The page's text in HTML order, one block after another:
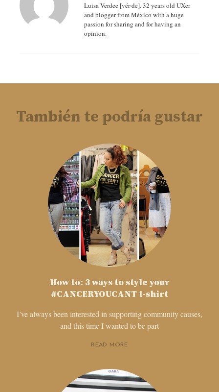
Luisa Verdee [vér‧de]. 32 years old UXer
and blogger from México with a huge
passion for sharing and for having an
opinion.
También te podría gustar
How to: 3 ways to style your
#CANCERYOUCANT t-shirt
I’ve always been interested in supporting community causes,
and this time I wanted to be part
READ MORE